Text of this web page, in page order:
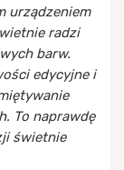
urządzeniem
radzi
barw.
edycyjne i
To naprawdę
świetnie